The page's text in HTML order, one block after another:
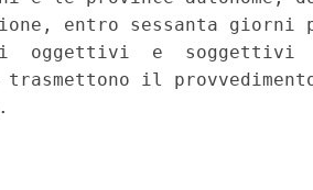
entro sessanta giorni
oggettivi  e  soggettivi
il